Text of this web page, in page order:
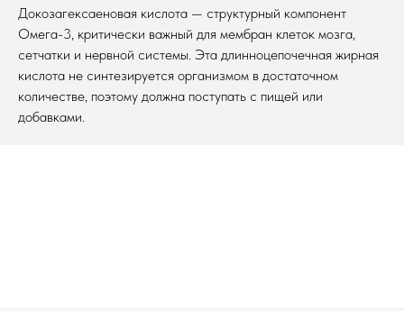
Докозагексаеновая кислота — структурный компонент
Омега-3, критически важный для мембран клеток мозга,
сетчатки и нервной системы. Эта длинноцепочечная жирная
кислота не синтезируется организмом в достаточном
количестве, поэтому должна поступать с пищей или
добавками.